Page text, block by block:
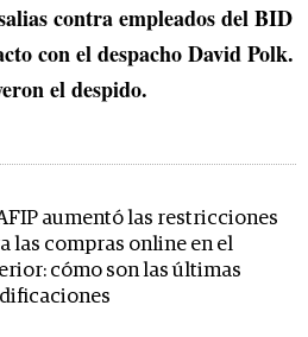
contra empleados del BID
con el despacho David Polk.
el despido.
aumentó las restricciones
las compras online en el
cómo son las últimas